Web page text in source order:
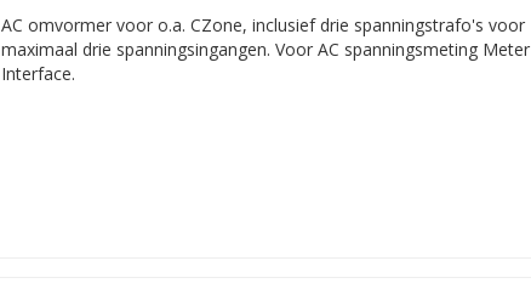
AC omvormer voor o.a. CZone, inclusief drie spanningstrafo's voor
maximaal drie spanningsingangen. Voor AC spanningsmeting Meter
Interface.